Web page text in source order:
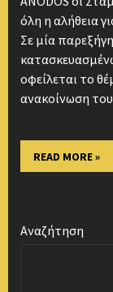
όλη η αλήθεια
Σε μία
οφείλεται το
ανακοίνωση
READ MORE »
Αναζήτηση